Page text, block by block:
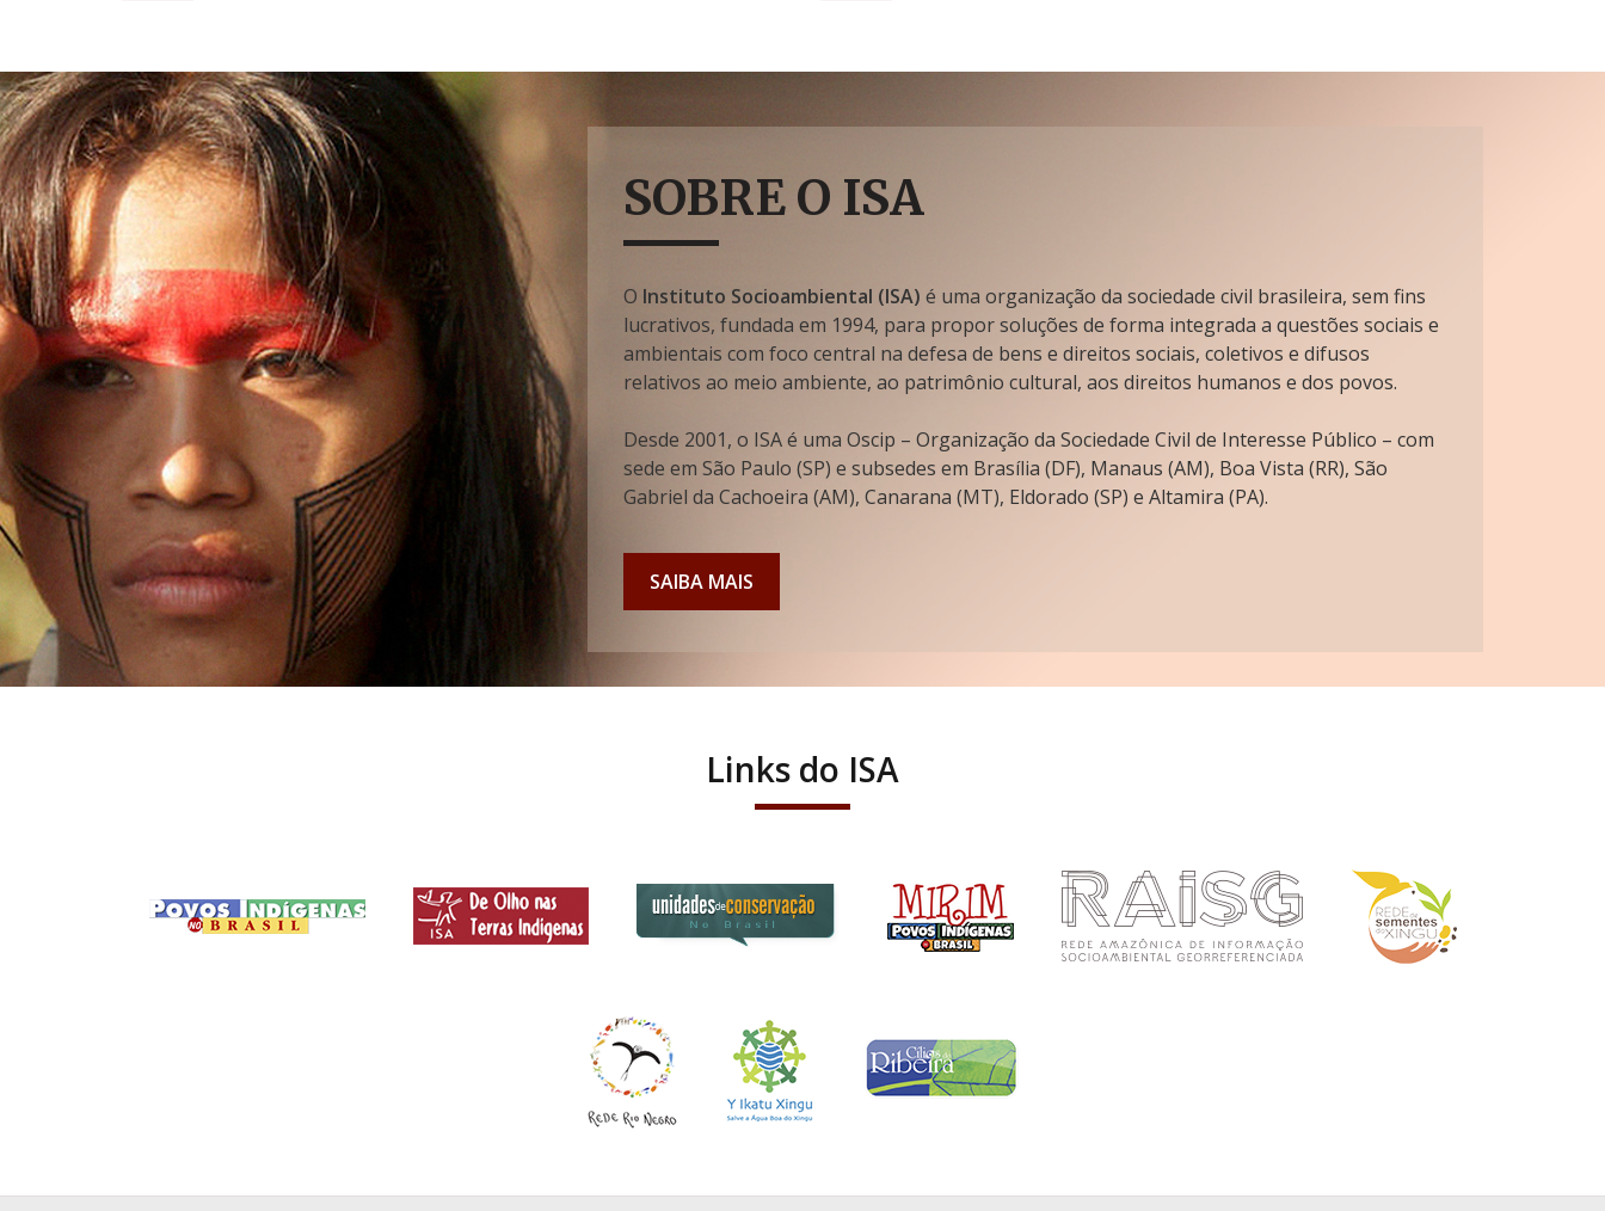
SOBRE O ISA
O Instituto Socioambiental (ISA) é uma organização da sociedade civil brasileira, sem fins
lucrativos, fundada em 1994, para propor soluções de forma integrada a questões sociais e
ambientais com foco central na defesa de bens e direitos sociais, coletivos e difusos
relativos ao meio ambiente, ao patrimônio cultural, aos direitos humanos e dos povos.
Desde 2001, o ISA é uma Oscip – Organização da Sociedade Civil de Interesse Público – com
sede em São Paulo (SP) e subsedes em Brasília (DF), Manaus (AM), Boa Vista (RR), São
Gabriel da Cachoeira (AM), Canarana (MT), Eldorado (SP) e Altamira (PA).
SAIBA MAIS
Links do ISA